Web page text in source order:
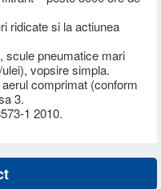
ridicate si la actiunea
scule pneumatice mari
vopsire simpla.
comprimat (conform
3.
1 2010.